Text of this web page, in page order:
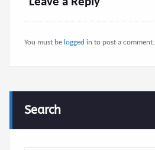
You must be logged in to post a comment.
Search